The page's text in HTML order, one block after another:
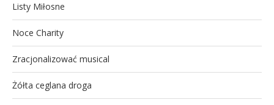
Listy Miłosne
Noce Charity
Zracjonalizować musical
Żółta ceglana droga